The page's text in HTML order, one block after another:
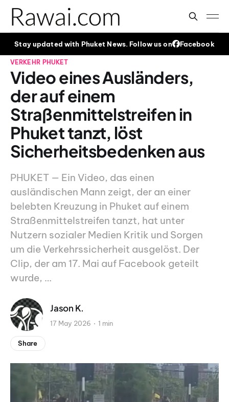
Stay updated with Phuket News. Follow us on Facebook
VERKEHR PHUKET
Video eines Ausländers,
der auf einem
Straßenmittelstreifen in
Phuket tanzt, löst
Sicherheitsbedenken aus
PHUKET — Ein Video, das einen
ausländischen Mann zeigt, der an einer
belebten Kreuzung in Phuket auf einem
Straßenmittelstreifen tanzt, hat unter
Nutzern sozialer Medien Kritik und Sorgen
um die Verkehrssicherheit ausgelöst. Der
Clip, der am 17. Mai auf Facebook geteilt
wurde, …
Jason K.
17 May 2026 1 min
Share